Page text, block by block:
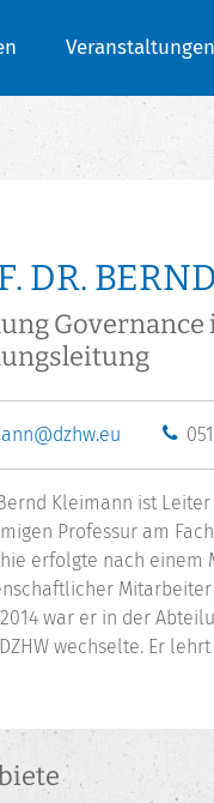
Veranstaltungen
DR.
Kleimann ist
Professur am
erfolgte nach einem
war er in der
wechselte. Er